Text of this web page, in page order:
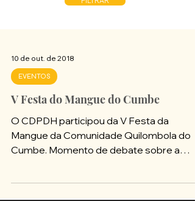
10 de out. de 2018
EVENTOS
V Festa do Mangue do Cumbe
O CDPDH participou da V Festa da
Mangue da Comunidade Quilombola do
Cumbe. Momento de debate sobre a